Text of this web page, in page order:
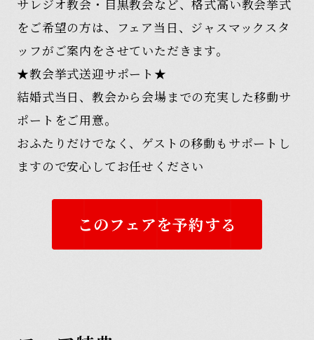
サレジオ教会・目黒教会など、格式高い教会挙式
をご希望の方は、フェア当日、ジャスマックスタ
ッフがご案内をさせていただきます。
★教会挙式送迎サポート★
結婚式当日、教会から会場までの充実した移動サ
ポートをご用意。
おふたりだけでなく、ゲストの移動もサポートし
ますので安心してお任せください
このフェアを予約する